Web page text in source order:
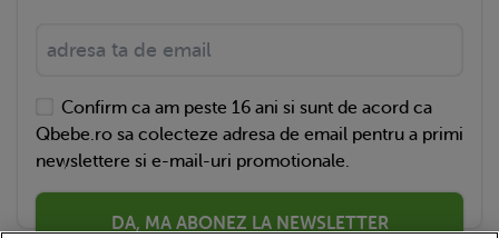
Confirm ca am peste 16 ani si sunt de acord ca
Qbebe.ro sa colecteze adresa de email pentru a primi
newslettere si e-mail-uri promotionale.
DA, MA ABONEZ LA NEWSLETTER